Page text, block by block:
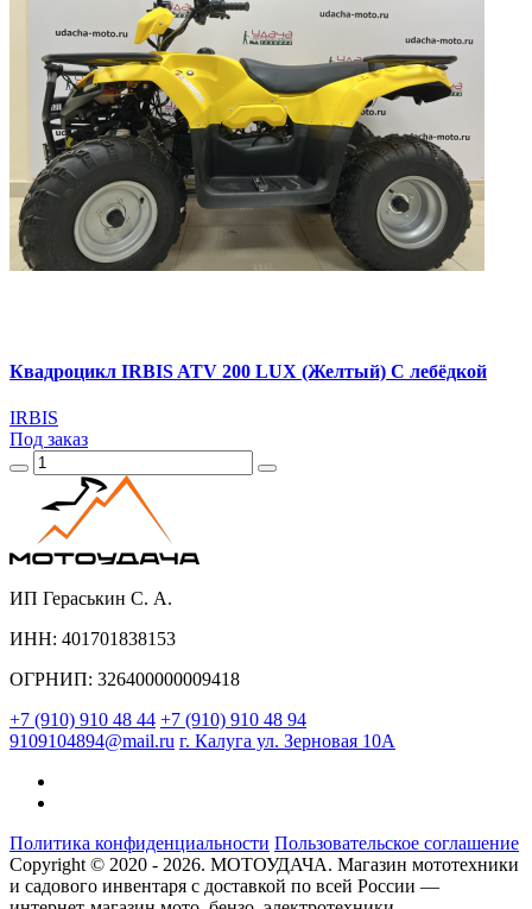
Квадроцикл IRBIS ATV 200 LUX (Желтый) С лебёдкой
IRBIS
Под заказ
ИП Гераськин С. А.
ИНН: 401701838153
ОГРНИП: 326400000009418
+7 (910) 910 48 44 +7 (910) 910 48 94
9109104894@mail.ru г. Калуга ул. Зерновая 10А
Политика конфиденциальности Пользовательское соглашение
Copyright © 2020 - 2026. МОТОУДАЧА. Магазин мототехники
и садового инвентаря с доставкой по всей России —